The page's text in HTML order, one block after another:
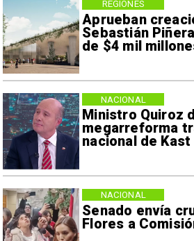
Aprueban
Sebastián
de $4 mil
REGIONES
Ministro Quiroz
megarreforma
nacional de Kast
NACIONAL
Senado envía
Flores a
NACIONAL